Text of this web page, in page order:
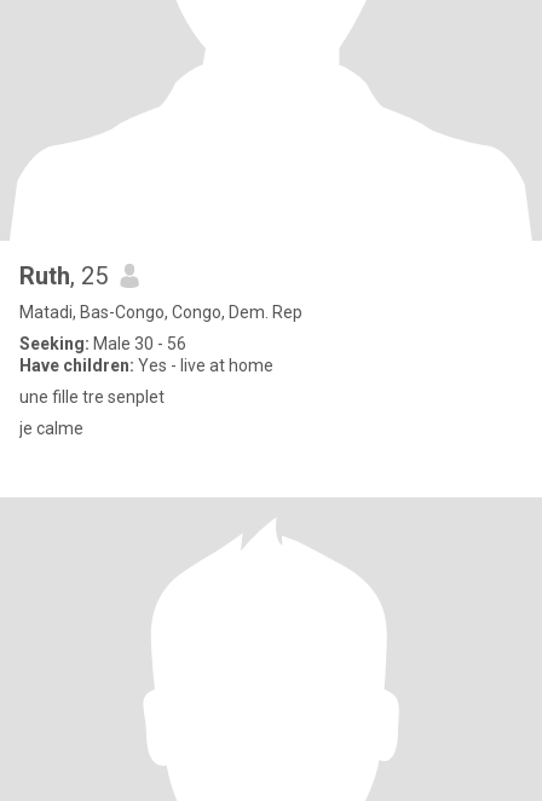
Ruth, 25
Matadi, Bas-Congo, Congo, Dem. Rep
Seeking: Male 30 - 56
Have children: Yes - live at home
une fille tre senplet
je calme